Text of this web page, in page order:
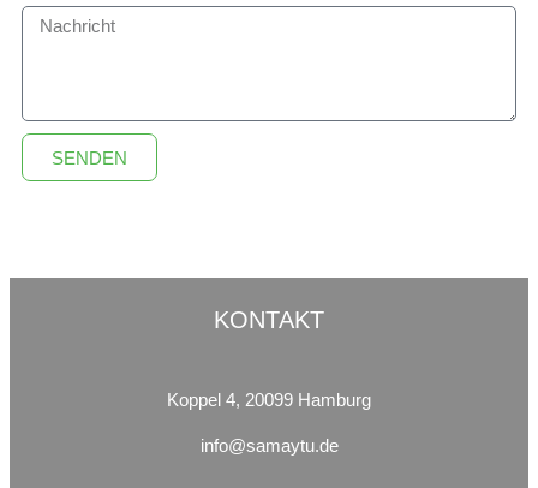
SENDEN
KONTAKT
Koppel 4, 20099 Hamburg
info@samaytu.de